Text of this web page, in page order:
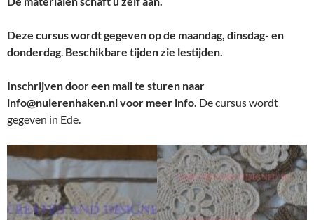
Deze cursus wordt gegeven op de maandag, dinsdag- en
donderdag Beschikbare tijden zie lestijden.
Inschrijven door een mail te sturen naar
info@nulerenhaken.nlvoor meer info. De cursus wordt
gegeven in Ede.